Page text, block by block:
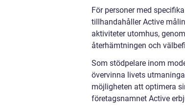
För personer med
tillhandahåller Active
aktiviteter utomhus,
återhämtningen och
Som stödpelare inom
övervinna livets
möjligheten att optimera
företagsnamnet Active